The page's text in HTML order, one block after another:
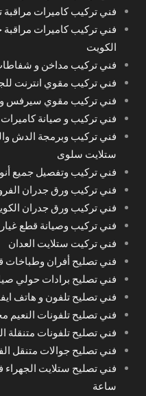
فني تركيب كاميرات
فني تركيب كاميرات مراقبة
الكويت
فني تركيب مداخن و
فني تركيب مقوي انترنت
فني تركيب مقوي سيرفس
فني تركيب و صيانة
فني تركيب وبرمجة الدش
ستلايت سلوى
فني تركيب وتفصيل جميع
فني تركيب ورق جدران
فني تركيب ورق جدران
فني تركيب وصيانة قطع غيار
فني تركيت ستلايت العدان
فني تصليح أفران
فني تصليح برادات حولي
فني تصليح تلفون و هاتف
فني تصليح تلفونات النعيم
فني تصليح تلفونات متنقلة
فني تصليح جوالات متنقل
ساعة